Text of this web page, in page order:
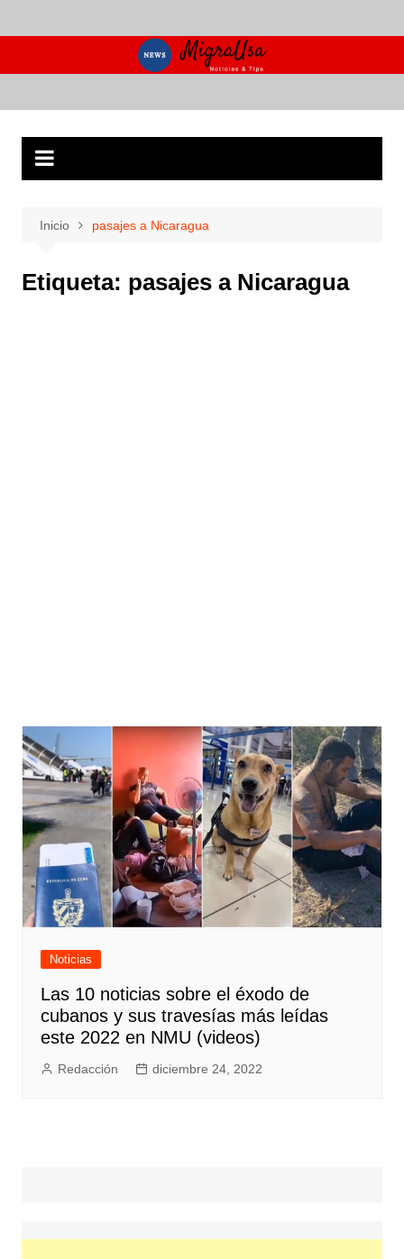
al
Inicio pasajes a Nicaragua
Etiqueta: pasajes a Nicaragua
Noticias
Las 10 noticias sobre el éxodo de
cubanos y sus travesías más leídas
este 2022 en NMU (videos)
Redacción diciembre 24, 2022